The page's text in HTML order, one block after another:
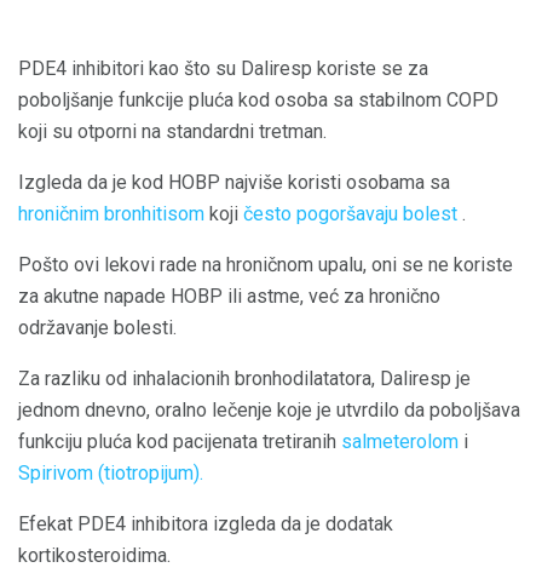
PDE4 inhibitori kao što su Daliresp koriste se za
poboljšanje funkcije pluća kod osoba sa stabilnom COPD
koji su otporni na standardni tretman.
Izgleda da je kod HOBP najviše koristi osobama sa
hroničnim bronhitisom koji često pogoršavaju bolest .
Pošto ovi lekovi rade na hroničnom upalu, oni se ne koriste
za akutne napade HOBP ili astme, već za hronično
održavanje bolesti.
Za razliku od inhalacionih bronhodilatatora, Daliresp je
jednom dnevno, oralno lečenje koje je utvrdilo da poboljšava
funkciju pluća kod pacijenata tretiranih salmeterolom i
Spirivom (tiotropijum).
Efekat PDE4 inhibitora izgleda da je dodatak
kortikosteroidima.